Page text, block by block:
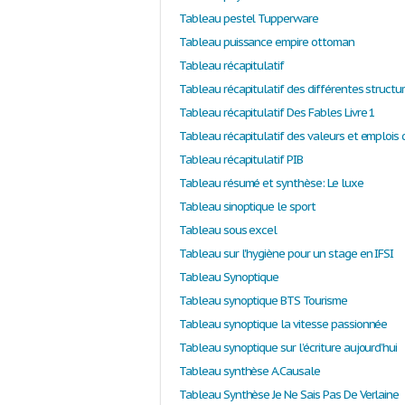
Tableau pestel Tupperware
Tableau puissance empire ottoman
Tableau récapitulatif
Tableau récapitulatif Des Fables Livre 1
Tableau récapitulatif des valeurs et emplois
Tableau récapitulatif PIB
Tableau résumé et synthèse: Le luxe
Tableau sinoptique le sport
Tableau sous excel
Tableau sur l'hygiène pour un stage en IFSI
Tableau Synoptique
Tableau synoptique BTS Tourisme
Tableau synoptique la vitesse passionnée
Tableau synoptique sur l’écriture aujourd’hui
Tableau synthèse A.Causale
Tableau Synthèse Je Ne Sais Pas De Verlaine